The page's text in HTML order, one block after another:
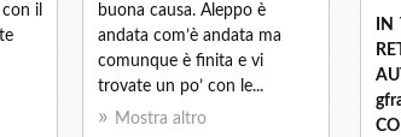
il
buona causa. Aleppo è
andata com’è andata ma
comunque è finita e vi
trovate un po’ con le...
Mostra altro